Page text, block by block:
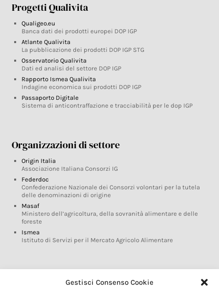
Gestisci Consenso Cookie
Progetti Qualivita
Qualigeo.eu
Banca dati dei prodotti europei DOP IGP
Atlante Qualivita
La pubblicazione dei prodotti DOP IGP STG
Osservatorio Qualivita
Dati ed analisi del settore DOP IGP
Rapporto Ismea Qualivita
Indagine economica sui prodotti DOP IGP
Passaporto Digitale
Sistema di anticontraffazione e tracciabilità per le dop IGP
Organizzazioni di settore
Origin Italia
Associazione Italiana Consorzi IG
Federdoc
Confederazione Nazionale dei Consorzi volontari per la tutela
delle denominazioni di origine
Masaf
Ministero dell’agricoltura, della sovranità alimentare e delle
foreste
Ismea
Istituto di Servizi per il Mercato Agricolo Alimentare
Glossario DOP IGP